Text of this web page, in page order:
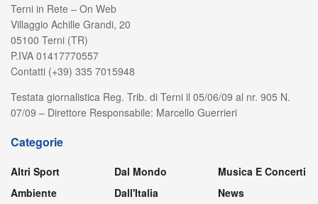
Terni in Rete – On Web
Villaggio Achille Grandi, 20
05100 Terni (TR)
P.IVA 01417770557
Contatti (+39) 335 7015948
Testata giornalistica Reg. Trib. di Terni il 05/06/09 al nr. 905 N.
07/09 – Direttore Responsabile: Marcello Guerrieri
Categorie
Altri Sport
Ambiente
Dal Mondo
Dall'Italia
Musica E Concerti
News